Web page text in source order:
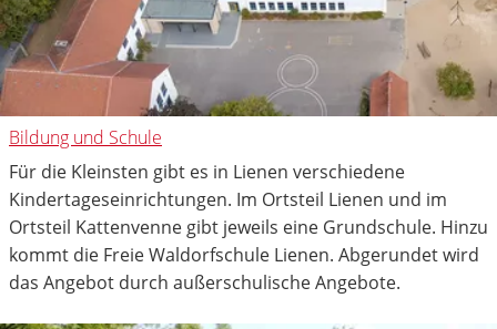
Bildung und Schule
Für die Kleinsten gibt es in Lienen verschiedene
Kindertageseinrichtungen. Im Ortsteil Lienen und im
Ortsteil Kattenvenne gibt jeweils eine Grundschule. Hinzu
kommt die Freie Waldorfschule Lienen. Abgerundet wird
das Angebot durch außerschulische Angebote.